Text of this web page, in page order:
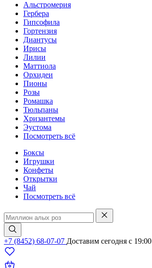
Альстромерия
Гербера
Гипсофила
Гортензия
Диантусы
Ирисы
Лилии
Маттиола
Орхидеи
Пионы
Розы
Ромашка
Тюльпаны
Хризантемы
Эустома
Посмотреть всё
Боксы
Игрушки
Конфеты
Открытки
Чай
Посмотреть всё
+7 (8452) 68-07-07 Доставим сегодня c 19:00